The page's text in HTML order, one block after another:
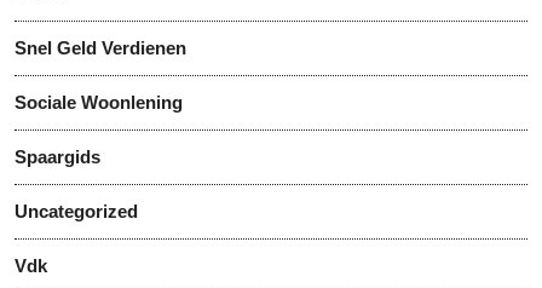
Snel Geld Verdienen
Sociale Woonlening
Spaargids
Uncategorized
Vdk